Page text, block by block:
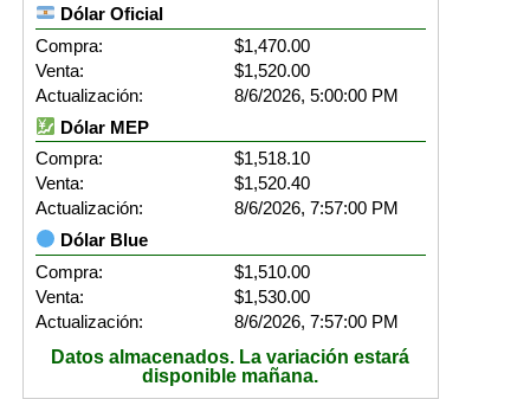
Dólar Oficial
Compra:
$1,470.00
Venta:
$1,520.00
Actualización:
8/6/2026, 5:00:00 PM
Dólar MEP
Compra:
$1,518.10
Venta:
$1,520.40
Actualización:
8/6/2026, 7:57:00 PM
Dólar Blue
Compra:
$1,510.00
Venta:
$1,530.00
Actualización:
8/6/2026, 7:57:00 PM
Datos almacenados. La variación estará
disponible mañana.